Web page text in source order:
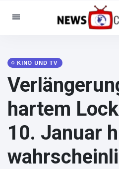
Kategorien
Soziales & Spaß
Kino und TV
(12454)
Promis
(39366)
Mode & Schönheit
(2776)
Essen und Trinken
(7199)
KINO UND TV
hartem
10. Januar